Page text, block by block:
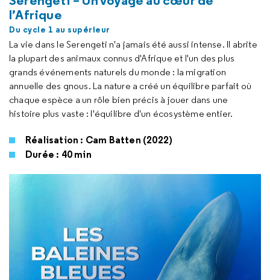
l’Afrique
Du cycle 1 au supérieur
La vie dans le Serengeti n'a jamais été aussi intense. Il abrite
la plupart des animaux connus d'Afrique et l'un des plus
grands événements naturels du monde : la migration
annuelle des gnous. La nature a créé un équilibre parfait où
chaque espèce a un rôle bien précis à jouer dans une
histoire plus vaste : l'équilibre d'un écosystème entier.
Réalisation : Cam Batten (2022)
Durée : 40 min